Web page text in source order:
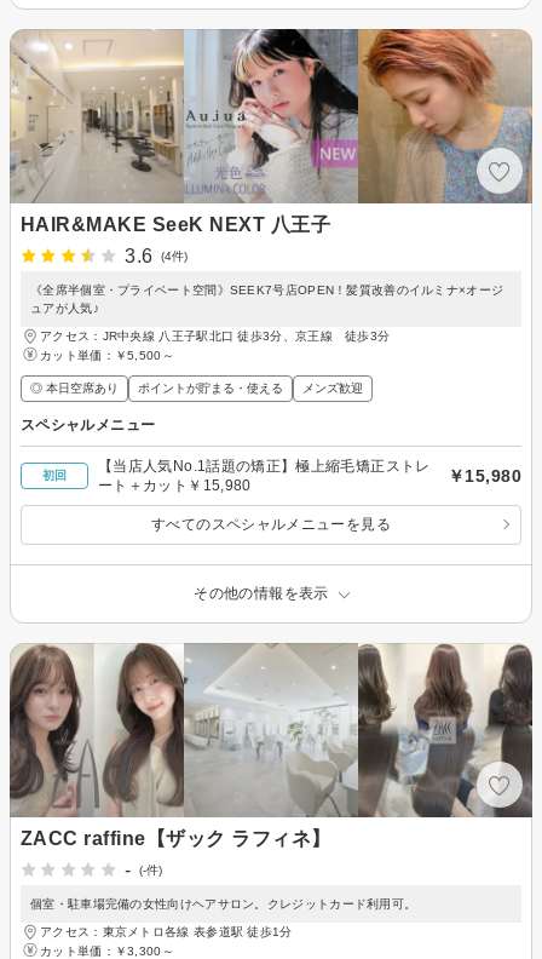
HAIR&MAKE SeeK NEXT 八王子
3.6
(4件)
《全席半個室・プライベート空間》SEEK7号店OPEN！髪質改善のイルミナ×オージ
ュアが人気♪
アクセス：JR中央線 八王子駅北口 徒歩3分、京王線 徒歩3分
カット単価： ￥5,500～
◎ 本日空席あり ポイントが貯まる・使える メンズ歓迎
スペシャルメニュー
初回
【当店人気No.1話題の矯正】極上縮毛矯正ストレ
ート＋カット￥15,980
￥15,980
すべてのスペシャルメニューを見る
その他の情報を表示
ZACC raffine【ザック ラフィネ】
-
(-件)
個室・駐車場完備の女性向けヘアサロン。クレジットカード利用可。
アクセス：東京メトロ各線 表参道駅 徒歩1分
カット単価： ￥3,300～